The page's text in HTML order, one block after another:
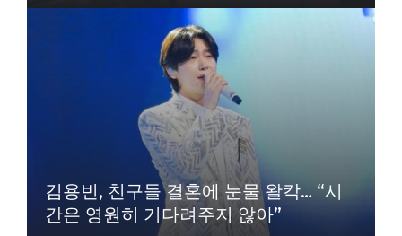
김용빈, 친구들 결혼에 눈물 왈칵… “시
간은 영원히 기다려주지 않아”